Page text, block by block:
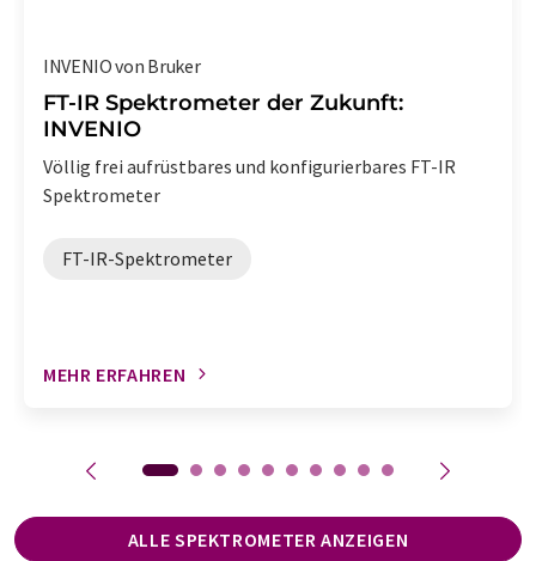
INVENIO von Bruker
FT-IR Spektrometer der Zukunft:
INVENIO
Völlig frei aufrüstbares und konfigurierbares FT-IR
Spektrometer
FT-IR-Spektrometer
MEHR ERFAHREN
ALLE SPEKTROMETER ANZEIGEN